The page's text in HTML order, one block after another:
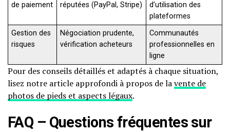
de paiement
réputées (PayPal, Stripe)
d’utilisation des
plateformes
Gestion des
risques
Négociation prudente,
vérification acheteurs
Communautés
professionnelles en
ligne
Pour des conseils détaillés et adaptés à chaque situation,
lisez notre article approfondi à propos de lavente de
photos de pieds et aspects légaux.
FAQ – Questions fréquentes sur